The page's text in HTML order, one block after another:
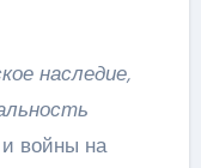
наследие,
войны на